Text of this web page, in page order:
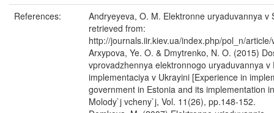
References:
Andryeyeva, O. M. Elektronne uryaduvannya v
retrieved from:
http://journals.iir.kiev.ua/index.php/pol_n/
Arxypova, Ye. O. & Dmytrenko, N. O. (2015)
vprovadzhennya elektronnogo uryaduvannya v
implementaciya v Ukrayini [Experience in
government in Estonia and its implementation
Molody`j vcheny`j, Vol. 11(26), pp.148-152.